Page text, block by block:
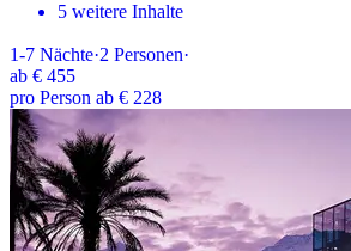
5 weitere Inhalte
1-7 Nächte·2 Personen·
ab € 455
pro Person ab € 228